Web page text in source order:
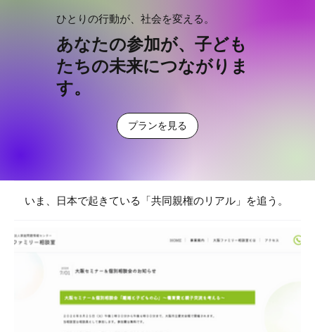
ひとりの行動が、社会を変える。
あなたの参加が、子ども
たちの未来につながりま
す。
プランを見る
いま、日本で起きている「共同親権のリアル」を追う。